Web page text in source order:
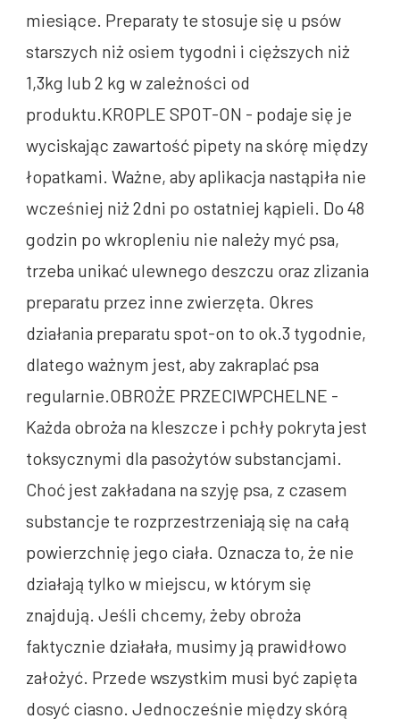
miesiące. Preparaty te stosuje się u psów
starszych niż osiem tygodni i cięższych niż
1,3kg lub 2 kg w zależności od
produktu.KROPLE SPOT-ON - podaje się je
wyciskając zawartość pipety na skórę między
łopatkami. Ważne, aby aplikacja nastąpiła nie
wcześniej niż 2dni po ostatniej kąpieli. Do 48
godzin po wkropleniu nie należy myć psa,
trzeba unikać ulewnego deszczu oraz zlizania
preparatu przez inne zwierzęta. Okres
działania preparatu spot-on to ok.3 tygodnie,
dlatego ważnym jest, aby zakraplać psa
regularnie.OBROŻE PRZECIWPCHELNE -
Każda obroża na kleszcze i pchły pokryta jest
toksycznymi dla pasożytów substancjami.
Choć jest zakładana na szyję psa, z czasem
substancje te rozprzestrzeniają się na całą
powierzchnię jego ciała. Oznacza to, że nie
działają tylko w miejscu, w którym się
znajdują. Jeśli chcemy, żeby obroża
faktycznie działała, musimy ją prawidłowo
założyć. Przede wszystkim musi być zapięta
dosyć ciasno. Jednocześnie między skórą